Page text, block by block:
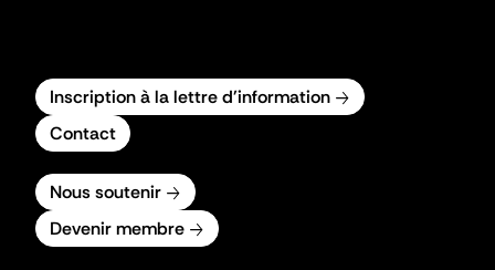
Inscription à la lettre d'information
Contact
Nous soutenir
Devenir membre